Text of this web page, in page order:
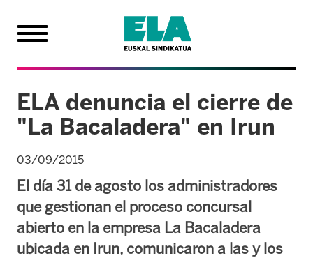
ELA denuncia el cierre de
"La Bacaladera" en Irun
03/09/2015
El día 31 de agosto los administradores
que gestionan el proceso concursal
abierto en la empresa La Bacaladera
ubicada en Irun, comunicaron a las y los